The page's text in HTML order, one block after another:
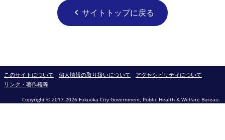
chevron_left サイトトップに戻る
このサイトについて 個人情報の取り扱いについて
アクセシビリティについて
リンク・著作権等
Copyright © 2017-2026 Fukuoka City Government, Public Health & Welfare Bureau.